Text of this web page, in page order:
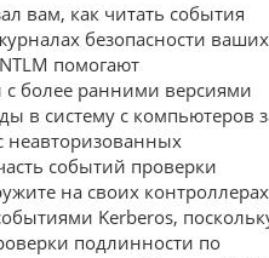
вам, как читать события
безопасности ваших
помогают
более ранними версиями
в систему с компьютеров
неавторизованных
событий проверки
на своих контроллерах
Kerberos,
подлинности по